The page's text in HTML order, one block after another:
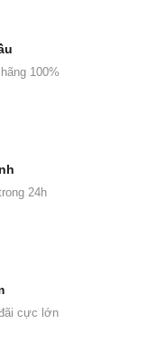
100%
24h
cực lớn